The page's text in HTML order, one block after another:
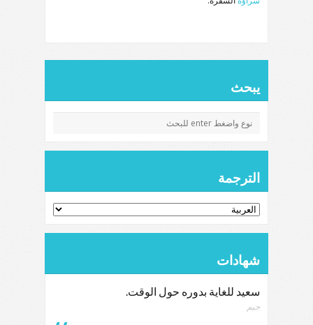
يبحث
الترجمة
شهادات
سعيد للغاية بدوره حول الوقت.
جيم